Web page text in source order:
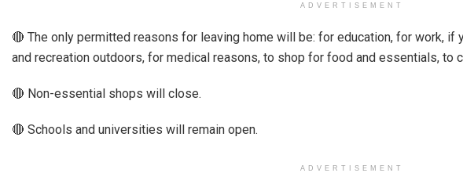
ADVERTISEMENT
🔴 The only permitted reasons for leaving home will be: for education, for work, if
and recreation outdoors, for medical reasons, to shop for food and essentials, to
🔴 Non-essential shops will close.
🔴 Schools and universities will remain open.
ADVERTISEMENT